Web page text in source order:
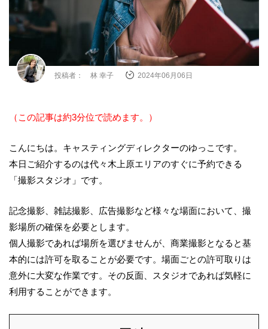
投稿者： 林 幸子 2024年06月06日
（この記事は約3分位で読めます。）
こんにちは。キャスティングディレクターのゆっこです。
本日ご紹介するのは代々木上原エリアのすぐに予約できる
「撮影スタジオ」です。
記念撮影、雑誌撮影、広告撮影など様々な場面において、撮
影場所の確保を必要とします。
個人撮影であれば場所を選びませんが、商業撮影となると基
本的には許可を取ることが必要です。場面ごとの許可取りは
意外に大変な作業です。その反面、スタジオであれば気軽に
利用することができます。